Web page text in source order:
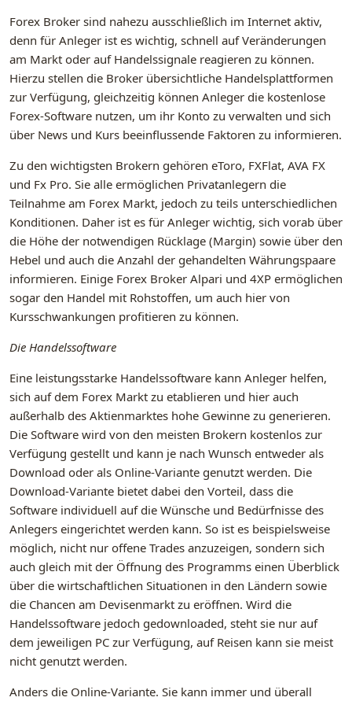
Forex Broker sind nahezu ausschließlich im Internet aktiv,
denn für Anleger ist es wichtig, schnell auf Veränderungen
am Markt oder auf Handelssignale reagieren zu können.
Hierzu stellen die Broker übersichtliche Handelsplattformen
zur Verfügung, gleichzeitig können Anleger die kostenlose
Forex-Software nutzen, um ihr Konto zu verwalten und sich
über News und Kurs beeinflussende Faktoren zu informieren.
Zu den wichtigsten Brokern gehören eToro, FXFlat, AVA FX
und Fx Pro. Sie alle ermöglichen Privatanlegern die
Teilnahme am Forex Markt, jedoch zu teils unterschiedlichen
Konditionen. Daher ist es für Anleger wichtig, sich vorab über
die Höhe der notwendigen Rücklage (Margin) sowie über den
Hebel und auch die Anzahl der gehandelten Währungspaare
informieren. Einige Forex Broker Alpari und 4XP ermöglichen
sogar den Handel mit Rohstoffen, um auch hier von
Kursschwankungen profitieren zu können.
Die Handelssoftware
Eine leistungsstarke Handelssoftware kann Anleger helfen,
sich auf dem Forex Markt zu etablieren und hier auch
außerhalb des Aktienmarktes hohe Gewinne zu generieren.
Die Software wird von den meisten Brokern kostenlos zur
Verfügung gestellt und kann je nach Wunsch entweder als
Download oder als Online-Variante genutzt werden. Die
Download-Variante bietet dabei den Vorteil, dass die
Software individuell auf die Wünsche und Bedürfnisse des
Anlegers eingerichtet werden kann. So ist es beispielsweise
möglich, nicht nur offene Trades anzuzeigen, sondern sich
auch gleich mit der Öffnung des Programms einen Überblick
über die wirtschaftlichen Situationen in den Ländern sowie
die Chancen am Devisenmarkt zu eröffnen. Wird die
Handelssoftware jedoch gedownloaded, steht sie nur auf
dem jeweiligen PC zur Verfügung, auf Reisen kann sie meist
nicht genutzt werden.
Anders die Online-Variante. Sie kann immer und überall